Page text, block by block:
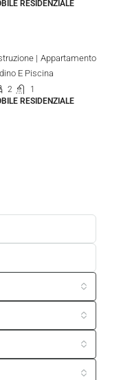
RESIDENZIALE
| Appartamento
E Piscina
2
1
RESIDENZIALE